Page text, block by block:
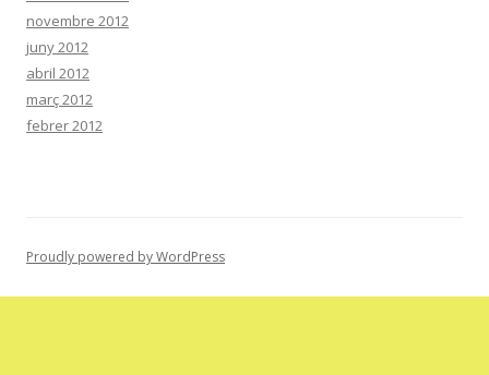
novembre 2012
juny 2012
abril 2012
març 2012
febrer 2012
Proudly powered by WordPress